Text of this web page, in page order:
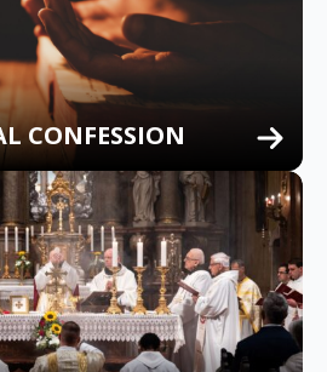
CONFESSION